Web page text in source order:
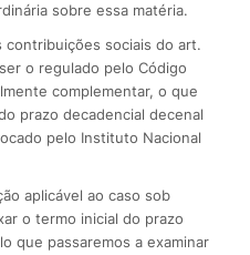
sobre essa matéria.
contribuições sociais do art.
o regulado pelo Código
complementar, o que
prazo decadencial decenal
pelo Instituto Nacional
aplicável ao caso sob
o termo inicial do prazo
que passaremos a examinar